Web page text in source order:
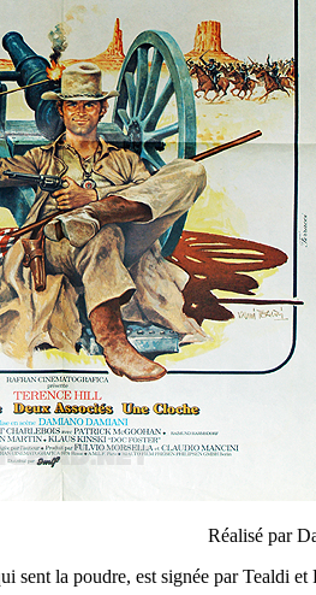
Réalisé par
sent la poudre, est signée par Tealdi et